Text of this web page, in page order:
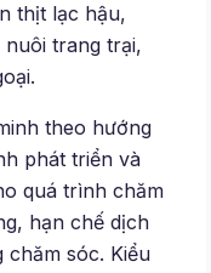
thịt lạc hậu,
trang trại,
theo hướng
phát triển và
quá trình chăm
hạn chế dịch
chăm sóc. Kiểu